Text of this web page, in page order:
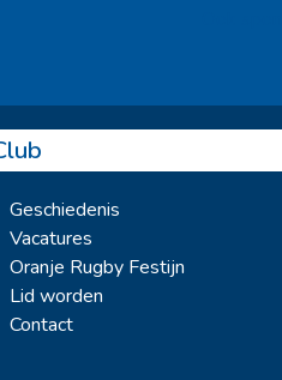
Geschiedenis
Vacatures
Oranje Rugby Festijn
Lid worden
Contact